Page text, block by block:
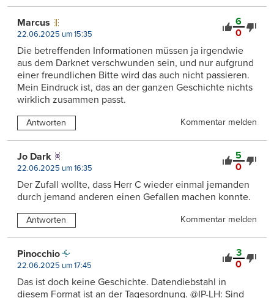
6
0
Marcus
22.06.2025 um 15:35
Die betreffenden Informationen müssen ja irgendwie
aus dem Darknet verschwunden sein, und nur aufgrund
einer freundlichen Bitte wird das auch nicht passieren.
Mein Eindruck ist, das an der ganzen Geschichte nichts
wirklich zusammen passt.
Antworten Kommentar melden
5
0
Jo Dark
22.06.2025 um 16:35
Der Zufall wollte, dass Herr C wieder einmal jemanden
durch jemand anderen einen Gefallen machen konnte.
Antworten Kommentar melden
3
0
Pinocchio
22.06.2025 um 17:45
Das ist doch keine Geschichte. Datendiebstahl in
diesem Format ist an der Tagesordnung. @IP-LH: Sind